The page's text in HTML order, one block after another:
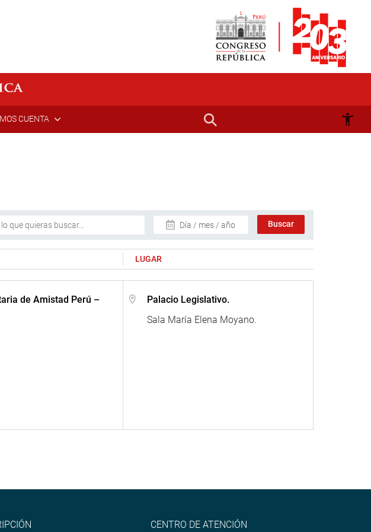
CUENTA
Día / mes / año
LUGAR
de Amistad Perú –
Palacio Legislativo.
Sala María Elena Moyano.
CENTRO DE ATENCIÓN